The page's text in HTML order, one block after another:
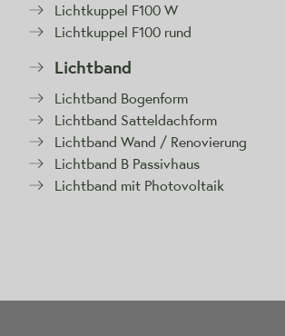
Lichtkuppel F100 W
Lichtkuppel F100 rund
Lichtband
Lichtband Bogenform
Lichtband Satteldachform
Lichtband Wand / Renovierung
Lichtband B Passivhaus
Lichtband mit Photovoltaik